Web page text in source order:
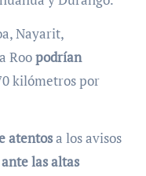
Nayarit,
Roopodrían
kilómetros por
atentosa los avisos
las altas